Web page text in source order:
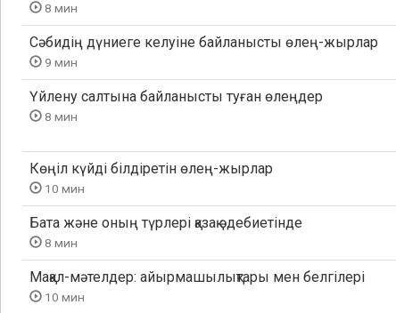
8 мин
Сәбидің дүниеге келуіне байланысты өлең-жырлар
9 мин
Үйлену салтына байланысты туған өлеңдер
8 мин
Көңіл күйді білдіретін өлең-жырлар
10 мин
Бата және оның түрлері қазақ әдебиетінде
8 мин
Мақал-мәтелдер: айырмашылықтары мен белгілері
10 мин